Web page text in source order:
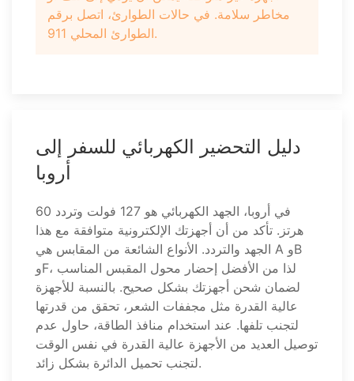
مخاطر سلامة. في حالات الطوارئ، اتصل برقم
الطوارئ المحلي 911.
دليل التحضير الكهربائي للسفر إلى
أروبا
في أروبا، الجهد الكهربائي هو 127 فولت وتردد 60
هرتز. تأكد من أن أجهزتك الإلكترونية متوافقة مع هذا
الجهد والتردد. الأنواع الشائعة من المقابس هي A وB
وF، لذا من الأفضل إحضار محول المقبس المناسب
لضمان شحن أجهزتك بشكل صحيح. بالنسبة للأجهزة
عالية القدرة مثل مجففات الشعر، تحقق من قدرتها
لتجنب تلفها. عند استخدام منافذ الطاقة، حاول عدم
توصيل العديد من الأجهزة عالية القدرة في نفس الوقت
لتجنب تحميل الدائرة بشكل زائد.